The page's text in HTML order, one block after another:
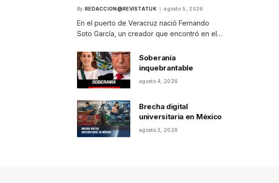
By REDACCION@REVISTATUK agosto 5, 2026
En el puerto de Veracruz nació Fernando
Soto García, un creador que encontró en el…
Soberanía
inquebrantable
agosto 4, 2026
Brecha digital
universitaria en México
agosto 3, 2026